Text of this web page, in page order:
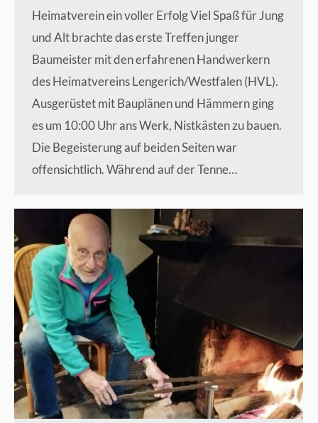
Heimatverein ein voller Erfolg Viel Spaß für Jung
und Alt brachte das erste Treffen junger
Baumeister mit den erfahrenen Handwerkern
des Heimatvereins Lengerich/Westfalen (HVL).
Ausgerüstet mit Bauplänen und Hämmern ging
es um 10:00 Uhr ans Werk, Nistkästen zu bauen.
Die Begeisterung auf beiden Seiten war
offensichtlich. Während auf der Tenne…